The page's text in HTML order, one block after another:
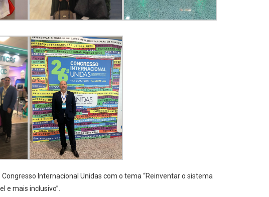
Internacional Unidas com o tema “Reinventar o sistema
e mais inclusivo”.